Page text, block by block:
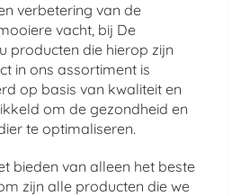
verbetering van de
vacht, bij De
producten die hierop zijn
in ons assortiment is
op basis van kwaliteit en
om de gezondheid en
te optimaliseren.
bieden van alleen het beste
zijn alle producten die we